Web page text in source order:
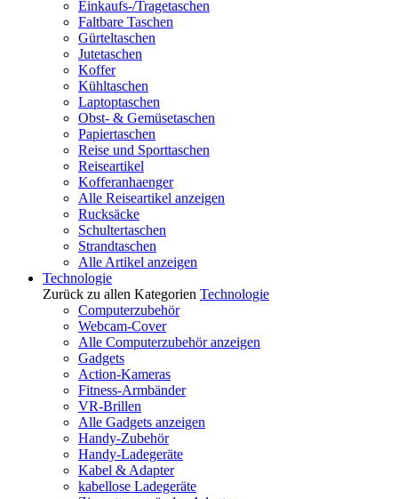
Einkaufs-/Tragetaschen
Faltbare Taschen
Gürteltaschen
Jutetaschen
Koffer
Kühltaschen
Laptoptaschen
Obst- & Gemüsetaschen
Papiertaschen
Reise und Sporttaschen
Reiseartikel
Kofferanhaenger
Alle Reiseartikel anzeigen
Rucksäcke
Schultertaschen
Strandtaschen
Alle Artikel anzeigen
Technologie
Zurück zu allen Kategorien Technologie
Computerzubehör
Webcam-Cover
Alle Computerzubehör anzeigen
Gadgets
Action-Kameras
Fitness-Armbänder
VR-Brillen
Alle Gadgets anzeigen
Handy-Zubehör
Handy-Ladegeräte
Kabel & Adapter
kabellose Ladegeräte